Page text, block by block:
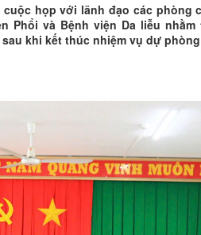
họp với lãnh đạo các phòng
Phổi và Bệnh viện Da liễu
khi kết thúc nhiệm vụ dự phòng